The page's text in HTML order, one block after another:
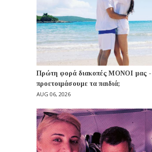
Πρώτη φορά διακοπές ΜΟΝΟΙ μας
προετοιμάσουμε τα παιδιά;
AUG 06, 2026